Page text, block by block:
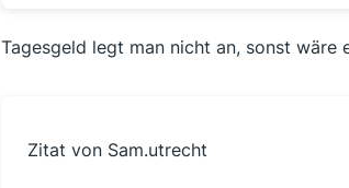
Tagesgeld legt man nicht an, sonst wäre
Zitat von Sam.utrecht